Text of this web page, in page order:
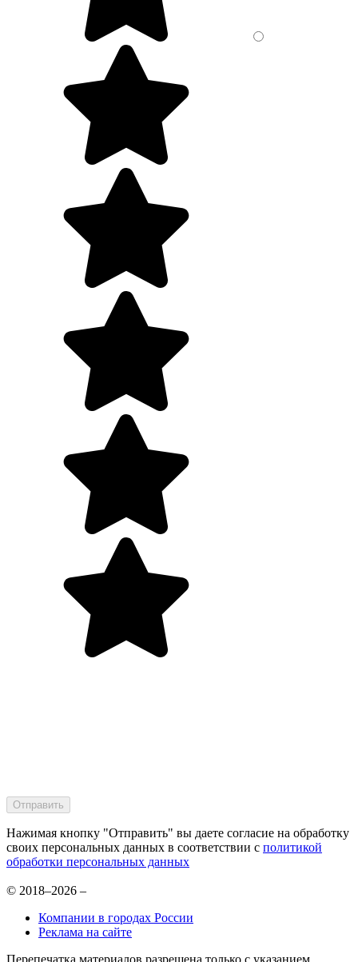
Нажимая кнопку "Отправить" вы даете согласие на обработку
своих персональных данных в соответствии с политикой
обработки персональных данных
© 2018–2026 –
Компании в городах России
Реклама на сайте
Перепечатка материалов разрешена только с указанием